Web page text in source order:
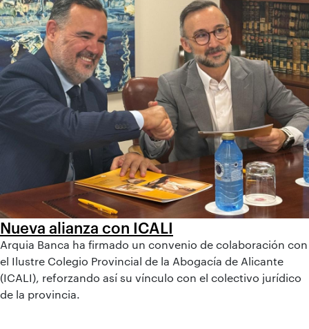
Nueva alianza con ICALI
Arquia Banca ha firmado un convenio de colaboración con
el Ilustre Colegio Provincial de la Abogacía de Alicante
(ICALI), reforzando así su vínculo con el colectivo jurídico
de la provincia.